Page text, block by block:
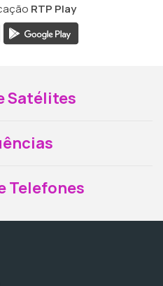
RTP Play
Satélites
Telefones